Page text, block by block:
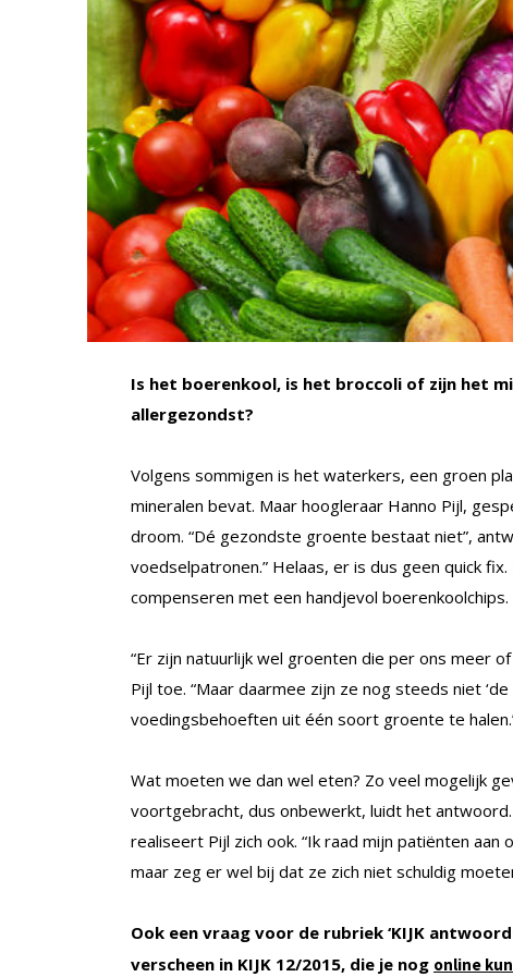
Is het boerenkool, is het broccoli of zijn het
allergezondst?
Volgens sommigen is het waterkers, een groen
mineralen bevat. Maar hoogleraar Hanno Pijl,
droom. “Dé gezondste groente bestaat niet”,
voedselpatronen.” Helaas, er is dus geen quick
compenseren met een handjevol boerenkoolchips.
“Er zijn natuurlijk wel groenten die per ons meer
Pijl toe. “Maar daarmee zijn ze nog steeds niet
voedingsbehoeften uit één soort groente te
Wat moeten we dan wel eten? Zo veel mogelijk
voortgebracht, dus onbewerkt, luidt het
realiseert Pijl zich ook. “Ik raad mijn patiënten
maar zeg er wel bij dat ze zich niet schuldig
Ook een vraag voor de rubriek ‘KIJK
verscheen in KIJK 12/2015, die je nog online